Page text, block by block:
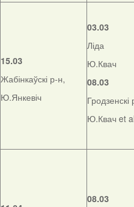
15.03
Жабінкаўскі р-н,
Ю.Янкевіч
03.03
Ліда
Ю.Квач
08.03
Гродзенскі
Ю.Квач et
08.03